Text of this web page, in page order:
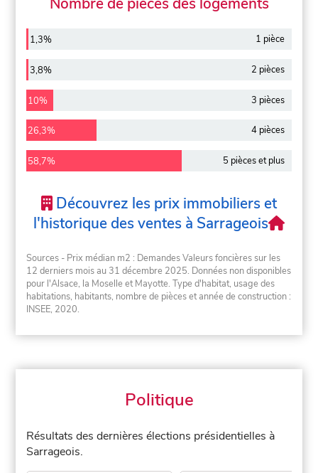
1,3% 1 pièce
3,8% 2 pièces
10% 3 pièces
26,3% 4 pièces
58,7% 5 pièces et plus
Découvrez les prix immobiliers et
l'historique des ventes à Sarrageois
Sources - Prix médian m2 : Demandes Valeurs foncières sur les
12 derniers mois au 31 décembre 2025. Données non disponibles
pour l'Alsace, la Moselle et Mayotte. Type d'habitat, usage des
habitations, habitants, nombre de pièces et année de construction :
INSEE, 2020.
Politique
Résultats des dernières élections présidentielles à
Sarrageois.